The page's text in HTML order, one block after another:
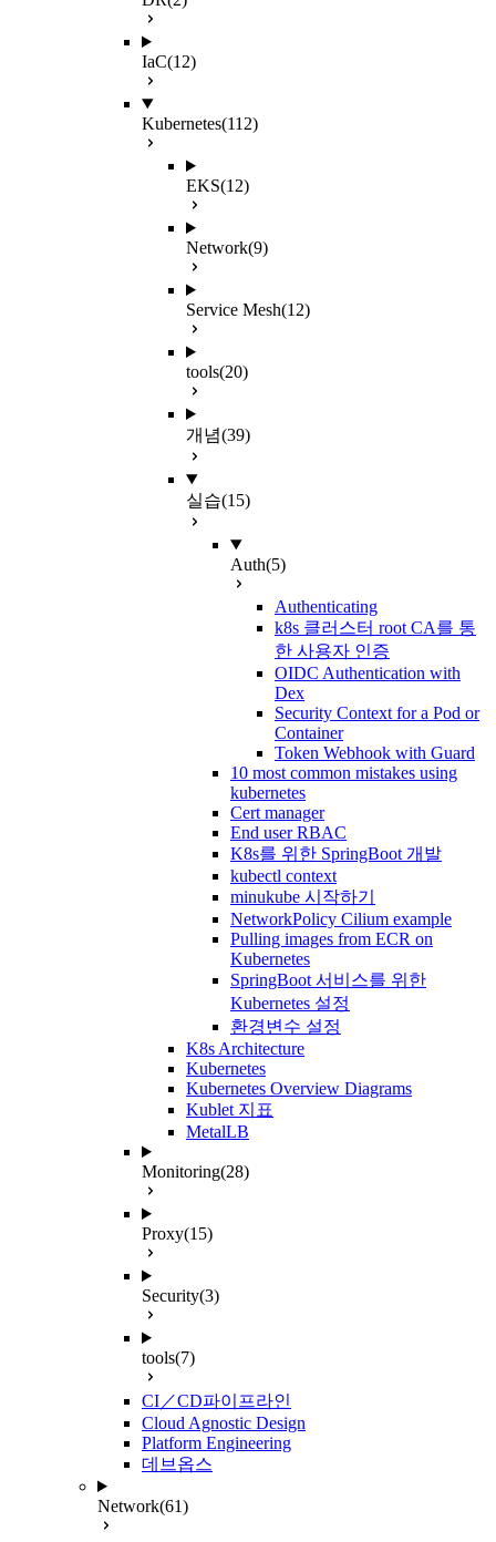
IaC(12)
Kubernetes(112)
EKS(12)
Network(9)
Service Mesh(12)
tools(20)
개념(39)
실습(15)
Auth(5)
Authenticating
k8s 클러스터 root CA를 통
한 사용자 인증
OIDC Authentication with
Dex
Security Context for a Pod or
Container
Token Webhook with Guard
10 most common mistakes using
kubernetes
Cert manager
End user RBAC
K8s를 위한 SpringBoot 개발
kubectl context
minukube 시작하기
NetworkPolicy Cilium example
Pulling images from ECR on
Kubernetes
SpringBoot 서비스를 위한
Kubernetes 설정
환경변수 설정
K8s Architecture
Kubernetes
Kubernetes Overview Diagrams
Kublet 지표
MetalLB
Monitoring(28)
Proxy(15)
Security(3)
tools(7)
CI／CD파이프라인
Cloud Agnostic Design
Platform Engineering
데브옵스
Network(61)